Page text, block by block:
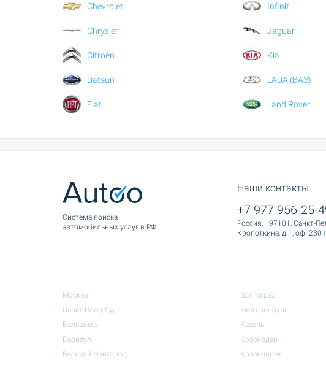
Chevrolet
Chrysler
Citroen
Datsun
Fiat
Infiniti
Jaguar
Kia
LADA (ВАЗ)
Land Rover
Cистема поиска
автомобильных услуг в РФ
Наши контакты
+7 977 956-25-
Россия, 197101, Санкт-
Кропоткина, д.1, оф. 230
Москва
Санкт-Петербург
Балашиха
Барнаул
Великий Новгород
Волгоград
Екатеринбург
Казань
Краснодар
Красноярск